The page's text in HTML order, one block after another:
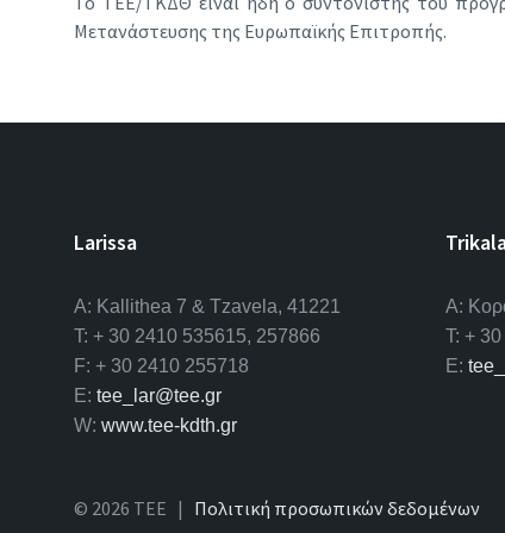
Μετανάστευσης της Ευρωπαϊκής Επιτροπής.
Larissa
A: Kallithea 7 & Tzavela, 41221
T: + 30 2410 535615, 257866
F: + 30 2410 255718
E: tee_lar@tee.gr
W: www.tee-kdth.gr
Α:
T: +
E:
© 2026 ΤΕΕ | Πολιτική προσωπικών δεδομένων